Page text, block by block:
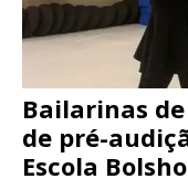
Bailarinas
de pré-
Escola